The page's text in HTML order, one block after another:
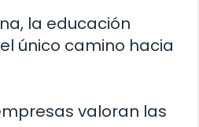
la educación
único camino hacia
valoran las